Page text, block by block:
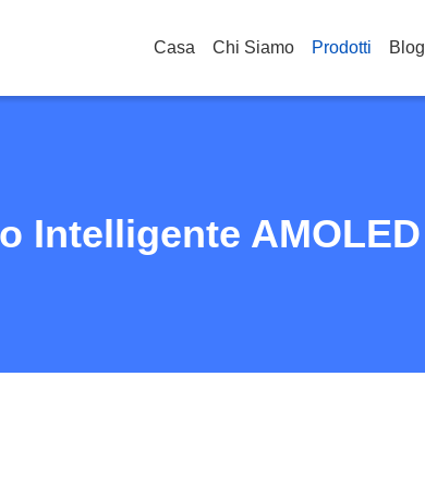
Casa Chi Siamo Prodotti Blog
Intelligente AMOLED